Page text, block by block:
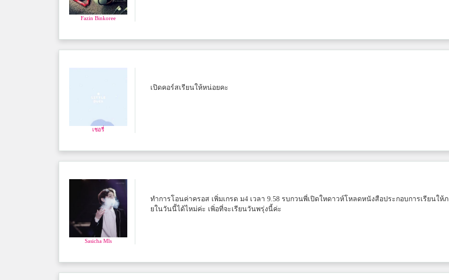
Fazin Binkoree
เชอรี่
เปิดคอร์สเรียนให้หน่อยคะ
Sasicha Mls
ทำการโอนค่าครอส เพิ่มเกรด ม4 เวลา 9.58 รบกวนพี่เปิดใหดาวห์โหลดหนังสือประกอบการเรียนให้
ยในวันนี้ได้ไหม่ค่ะ เพิ่อที่จะเรียนวันพรุ่งนี้ค่ะ